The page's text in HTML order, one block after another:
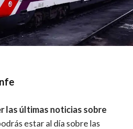
las últimas noticias sobre
estar al día sobre las